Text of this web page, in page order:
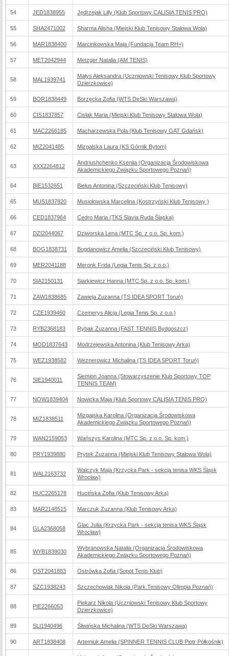
54 JED1838955 Jędrzejak Lilly (Klub Sportowy CALISIA TENIS PRO)
55 SHA2471002 Sharma Alisha (Miejski Klub Tenisowy Stalowa Wola)
56 MAR1838400 Marcinkowska Maja (Fundacja Team RH+)
57 MET2042944 Metzger Natalia (AM TENIS)
58 MAL1939741
Małys Aleksandra (Uczniowski Tenisowy Klub Sportowy
Dzierzkowice)
59 BOR1838449 Borzęcka Zofia (WTS DeSki Warszawa)
60 CIS1837857 Cisłak Maria (Miejski Klub Tenisowy Stalowa Wola)
61 MAC2266185 Macharzewska Pola (Klub Tenisowy GAT Gdańsk)
62 MIZ2041485 Mizgalska Laura (KS Górnik Bytom)
63 XXX2264812
Andriushchenko Kseniia (Organizacja Środowiskowa
Akademickiego Związku Sportowego Poznań)
64 BIE1532651 Biełus Antonina (Szczeciński Klub Tenisowy)
65 MUS1837820 Musiołowska Marcelina (Kostrzyński Klub Tenisowy )
66 CED1837964 Cedro Maria (TKS Slavia Ruda Śląska)
67 DZI2044067 Dziworska Lena (MTC Sp. z o.o. Sp. kom.)
68 BOG1838731 Bogdanowicz Amelia (Szczeciński Klub Tenisowy)
69 MER2041188 Meronk Frida (Legia Tenis Sp. z o.o.)
70 SIA2150131 Siarkiewicz Hanna (MTC Sp. z o.o. Sp. kom.)
71 ZAW1838685 Zawieja Zuzanna (TS IDEA SPORT Toruń)
72 CZE1939460 Czemerys Alicja (Legia Tenis Sp. z o.o.)
73 RYB2368183 Rybak Zuzanna (FAST TENNIS Bydgoszcz)
74 MOD1837643 Modrzejewska Antonina (Klub Tenisowy Arka)
75 WEZ1938582 Weznerowicz Michalina (TS IDEA SPORT Toruń)
76 SIE1940011
Siemion Joanna (Stowarzyszenie Klub Sportowy TOP
TENNIS TEAM)
77 NOW1839404 Nowicka Maja (Klub Sportowy CALISIA TENIS PRO)
78 MIZ1838511
Mizgajska Karolina (Organizacja Środowiskowa
Akademickiego Związku Sportowego Poznań)
79 WAN2159053 Wańszys Karolina (MTC Sp. z o.o. Sp. kom.)
80 PRY1939880 Prytek Zuzanna (Miejski Klub Tenisowy Stalowa Wola)
81 WAL2163732
Walczyk Maja (Krzycka Park - sekcja tenisa WKS Śląsk
Wrocław)
82 HUC2265178 Hucińska Zofia (Klub Tenisowy Arka)
83 MAR2148515 Marczuk Zuzanna (Klub Tenisowy Arka)
84 GLA2368058
Glac Julia (Krzycka Park - sekcja tenisa WKS Śląsk
Wrocław)
85 WYB1839030
Wybranowska Natalia (Organizacja Środowiskowa
Akademickiego Związku Sportowego Poznań)
86 OST2041883 Ostrówka Zofia (Sopot Tenis Klub)
87 SZC1938243 Szczechowiak Nikola (Park Tenisowy Olimpia Poznań)
88 PIE2266053
Piekarz Nikola (Uczniowski Tenisowy Klub Sportowy
Dzierzkowice)
89 SLI1940496 Śliwińska Michalina (WTS DeSki Warszawa)
90 ART1838408 Artemiuk Amelia (SPINNER TENNIS CLUB Piotr Półkośnik)